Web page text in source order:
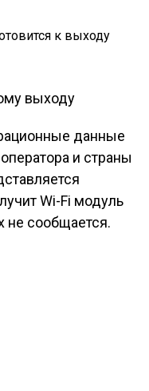
данные
и страны
Wi-Fi модуль
не сообщается.